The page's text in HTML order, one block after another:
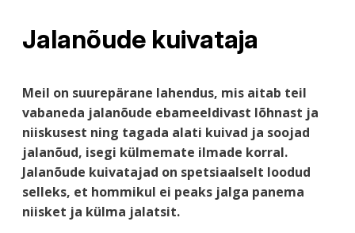
Jalanõude kuivataja
Meil on suurepärane lahendus, mis aitab teil
vabaneda jalanõude ebameeldivast lõhnast ja
niiskusest ning tagada alati kuivad ja soojad
jalanõud, isegi külmemate ilmade korral.
Jalanõude kuivatajad on spetsiaalselt loodud
selleks, et hommikul ei peaks jalga panema
niisket ja külma jalatsit.